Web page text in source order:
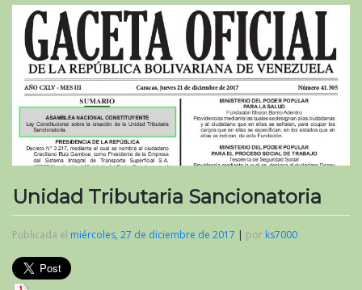
Unidad Tributaria Sancionatoria
Publicada el miércoles, 27 de diciembre de 2017 | por ks7000